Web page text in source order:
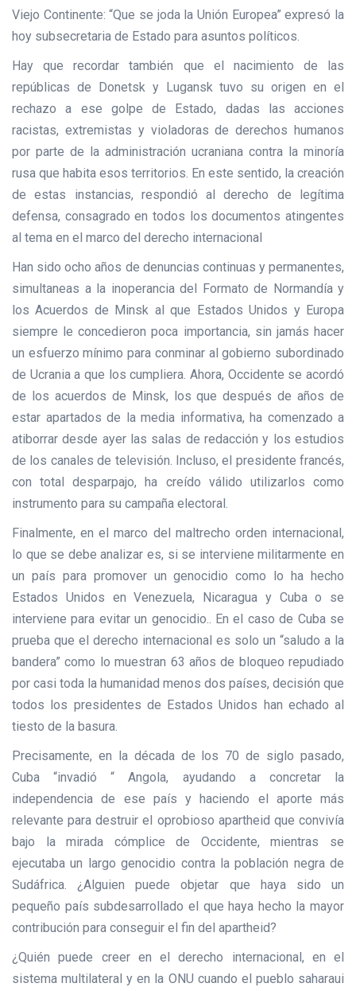
Viejo Continente: “Que se joda la Unión Europea” expresó la
hoy subsecretaria de Estado para asuntos políticos.
Hay que recordar también que el nacimiento de las
repúblicas de Donetsk y Lugansk tuvo su origen en el
rechazo a ese golpe de Estado, dadas las acciones
racistas, extremistas y violadoras de derechos humanos
por parte de la administración ucraniana contra la minoría
rusa que habita esos territorios. En este sentido, la creación
de estas instancias, respondió al derecho de legítima
defensa, consagrado en todos los documentos atingentes
al tema en el marco del derecho internacional
Han sido ocho años de denuncias continuas y permanentes,
simultaneas a la inoperancia del Formato de Normandía y
los Acuerdos de Minsk al que Estados Unidos y Europa
siempre le concedieron poca importancia, sin jamás hacer
un esfuerzo mínimo para conminar al gobierno subordinado
de Ucrania a que los cumpliera. Ahora, Occidente se acordó
de los acuerdos de Minsk, los que después de años de
estar apartados de la media informativa, ha comenzado a
atiborrar desde ayer las salas de redacción y los estudios
de los canales de televisión. Incluso, el presidente francés,
con total desparpajo, ha creído válido utilizarlos como
instrumento para su campaña electoral.
Finalmente, en el marco del maltrecho orden internacional,
lo que se debe analizar es, si se interviene militarmente en
un país para promover un genocidio como lo ha hecho
Estados Unidos en Venezuela, Nicaragua y Cuba o se
interviene para evitar un genocidio.. En el caso de Cuba se
prueba que el derecho internacional es solo un “saludo a la
bandera” como lo muestran 63 años de bloqueo repudiado
por casi toda la humanidad menos dos países, decisión que
todos los presidentes de Estados Unidos han echado al
tiesto de la basura.
Precisamente, en la década de los 70 de siglo pasado,
Cuba “invadió “ Angola, ayudando a concretar la
independencia de ese país y haciendo el aporte más
relevante para destruir el oprobioso apartheid que convivía
bajo la mirada cómplice de Occidente, mientras se
ejecutaba un largo genocidio contra la población negra de
Sudáfrica. ¿Alguien puede objetar que haya sido un
pequeño país subdesarrollado el que haya hecho la mayor
contribución para conseguir el fin del apartheid?
¿Quién puede creer en el derecho internacional, en el
sistema multilateral y en la ONU cuando el pueblo saharaui